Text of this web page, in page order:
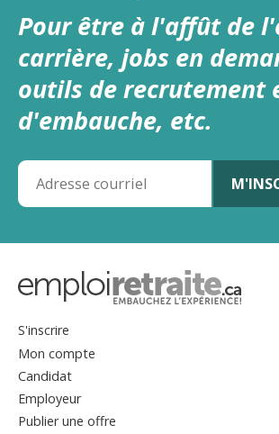
Pour être à l'affût de
carrière, jobs en
outils de recrutement
d'embauche, etc.
S'inscrire
Mon compte
Candidat
Employeur
Publier une offre